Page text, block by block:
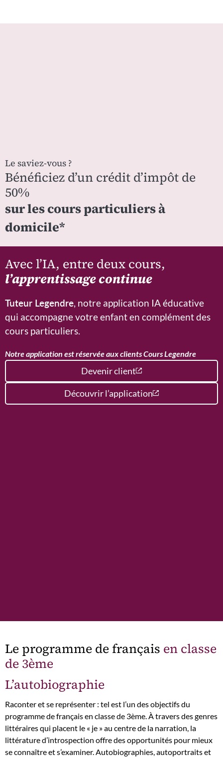
Le saviez-vous ?
Bénéficiez d’un crédit d’impôt de
50%
sur les cours particuliers à
domicile*
Avec l’IA, entre deux cours,
l’apprentissage continue
Tuteur Legendre, notre application IA éducative
qui accompagne votre enfant en complément des
cours particuliers.
Notre application est réservée aux clients Cours Legendre
Devenir client
Découvrir l’application
Le programme de français en classe
de 3ème
L’autobiographie
Raconter et se représenter : tel est l’un des objectifs du
programme de français en classe de 3ème. À travers des genres
littéraires qui placent le « je » au centre de la narration, la
littérature d’introspection offre des opportunités pour mieux
se connaître et s’examiner. Autobiographies, autoportraits et